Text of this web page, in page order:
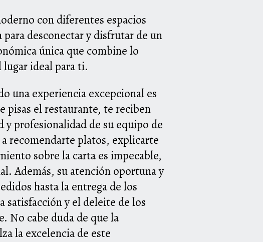
con diferentes espacios
desconectar y disfrutar de un
única que combine lo
ideal para ti.
una experiencia excepcional es
pisas el restaurante, te reciben
y profesionalidad de su equipo de
recomendarte platos, explicarte
sobre la carta es impecable,
Además, su atención oportuna y
hasta la entrega de los
satisfacción y el deleite de los
No cabe duda de que la
la excelencia de este